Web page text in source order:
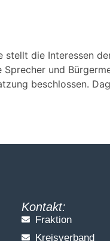
die Interessen
und
beschlossen.
Kontakt:
Fraktion
Kreisverband